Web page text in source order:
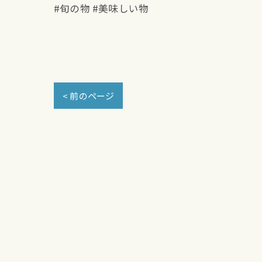
#旬の物 #美味しい物
< 前のページ